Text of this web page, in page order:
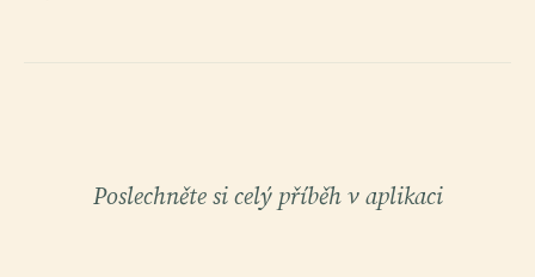
Poslechněte si celý příběh v aplikaci